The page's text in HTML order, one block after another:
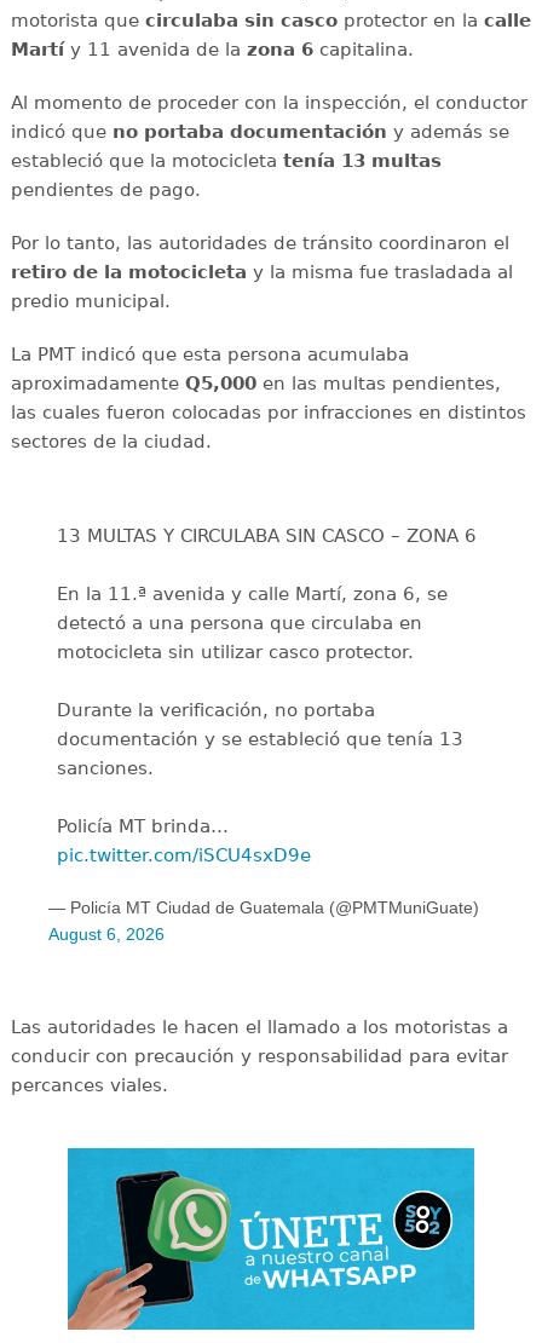
motorista quecirculaba sin cascoprotector en la calle
Martíy 11 avenida de la zona 6capitalina.
Al momento de proceder con la inspección, el conductor
indicó que no portaba documentación y además se
estableció que la motocicleta tenía 13 multas
pendientes de pago.
Por lo tanto, las autoridades de tránsito coordinaron el
retiro de la motocicleta y la misma fue trasladada al
predio municipal.
La PMT indicó que esta persona acumulaba
aproximadamente Q5,000en las multas pendientes,
las cuales fueron colocadas por infracciones en distintos
sectores de la ciudad.
13 MULTAS Y CIRCULABA SIN CASCO – ZONA 6
En la 11.ª avenida y calle Martí, zona 6, se
detectó a una persona que circulaba en
motocicleta sin utilizar casco protector.
Durante la verificación, no portaba
documentación y se estableció que tenía 13
sanciones.
Policía MT brinda…
pic.twitter.com/iSCU4sxD9e
— Policía MT Ciudad de Guatemala (@PMTMuniGuate)
August 6, 2026
Las autoridades le hacen el llamado a los motoristas a
conducir con precaución y responsabilidad para evitar
percances viales.